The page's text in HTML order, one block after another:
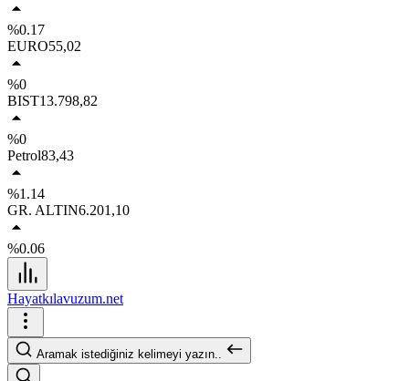
%0.17
EURO55,02
%0
BIST13.798,82
%0
Petrol83,43
%1.14
GR. ALTIN6.201,10
%0.06
Hayatkılavuzum.net
Aramak istediğiniz kelimeyi yazın..